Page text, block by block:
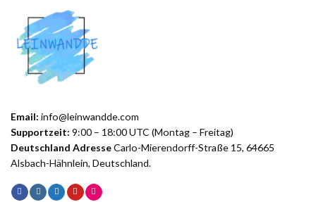
Email: info@leinwandde.com
Supportzeit: 9:00 – 18:00 UTC (Montag – Freitag)
Deutschland AdresseCarlo-Mierendorff-Straße 15, 64665
Alsbach-Hähnlein, Deutschland.